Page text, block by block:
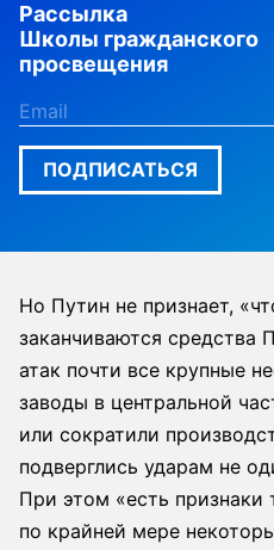
Рассылка
Школы гражданского
просвещения
ПОДПИСАТЬСЯ
Но Путин не признает,
заканчиваются средства
атак почти все крупные
заводы в центральной
или сократили
подверглись ударам не
При этом «есть признаки
по крайней мере